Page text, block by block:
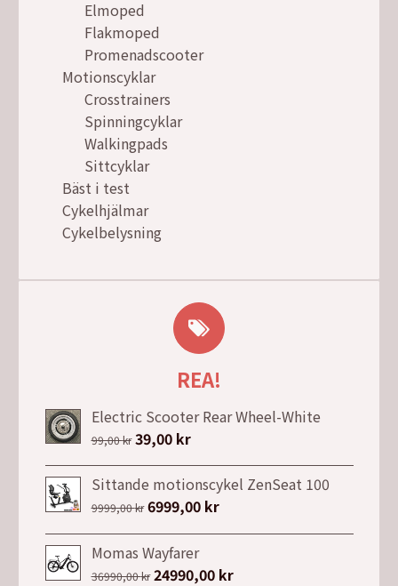
Elmoped
Flakmoped
Promenadscooter
Motionscyklar
Crosstrainers
Spinningcyklar
Walkingpads
Sittcyklar
Bäst i test
Cykelhjälmar
Cykelbelysning
REA!
Electric Scooter Rear Wheel-White
99,00kr Det
ursprungliga
priset
var:
39,00 krDet
nuvarande
priset
är:
Sittande motionscykel ZenSeat 100
9999,00kr Det
priset
var:
6999,00 krDet
är:
Momas Wayfarer
36990,00kr Det
24990,00 krDet